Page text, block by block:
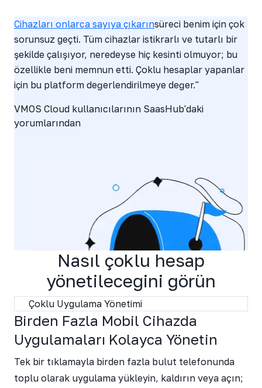
Cihazları onlarca sayıya çıkarınsüreci benim için çok
sorunsuz geçti. Tüm cihazlar istikrarlı ve tutarlı bir
şekilde çalışıyor, neredeyse hiç kesinti olmuyor; bu
özellikle beni memnun etti. Çoklu hesaplar yapanlar
için bu platform değerlendirilmeye değer."
VMOS Cloud kullanıcılarının SaasHub'daki
yorumlarından
Nasıl çoklu hesap
yönetileceğini görün
Çoklu Uygulama Yönetimi
Birden Fazla Mobil Cihazda
Uygulamaları Kolayca Yönetin
Tek bir tıklamayla birden fazla bulut telefonunda
toplu olarak uygulama yükleyin, kaldırın veya açın;